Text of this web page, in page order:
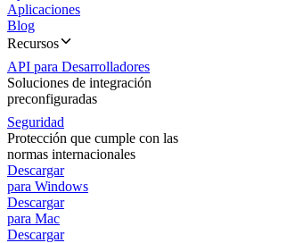
Aplicaciones
Blog
Recursos
API para Desarrolladores
Soluciones de integración
preconfiguradas
Seguridad
Protección que cumple con las
normas internacionales
Descargar
para Windows
Descargar
para Mac
Descargar